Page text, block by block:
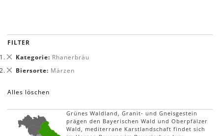
FILTER
Kategorie Rhanerbräu
Dies
Biersorte Märzen
Dies
Alles löschen
Grünes Waldland, Granit- und Gneisgestein
prägen den Bayerischen Wald und Oberpfälzer
Wald, mediterrane Karstlandschaft findet sich